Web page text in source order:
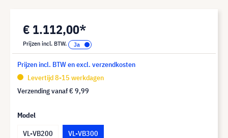
€ 1.112,00*
Prijzen incl. BTW.
Prijzen incl. BTW en excl. verzendkosten
Levertijd 8-15 werkdagen
Verzending vanaf€ 9,99
Model
VL-VB200
VL-VB300